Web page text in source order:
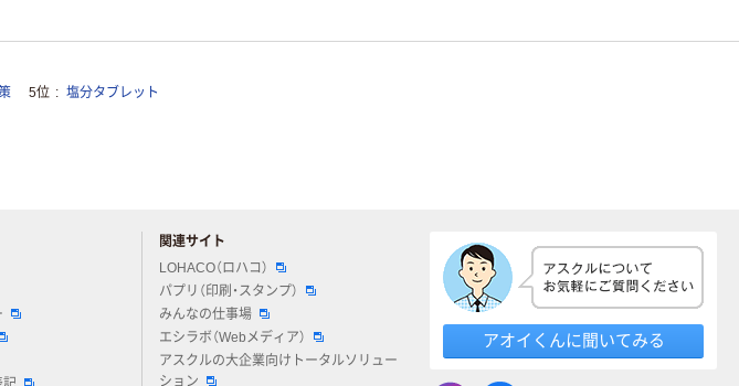
5位 塩分タブレット
関連サイト
LOHACO（ロハコ）
パプリ（印刷・スタンプ）
みんなの仕事場
エシラボ（Webメディア）
アスクルの大企業向けトータルソリュー
ション
アオイくんに聞いてみる